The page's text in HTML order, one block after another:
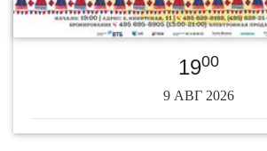
1900
9 АВГ 2026